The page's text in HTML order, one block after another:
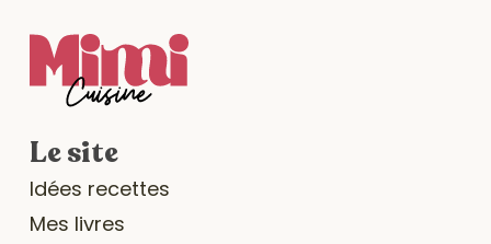
Le site
Idées recettes
Mes livres